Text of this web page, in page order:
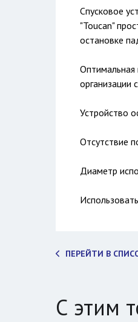
Спусковое
"Toucan"
остановке
Оптимальная
организации
Устройство
Отсутствие
Диаметр
ПЕРЕЙТИ В
С этим